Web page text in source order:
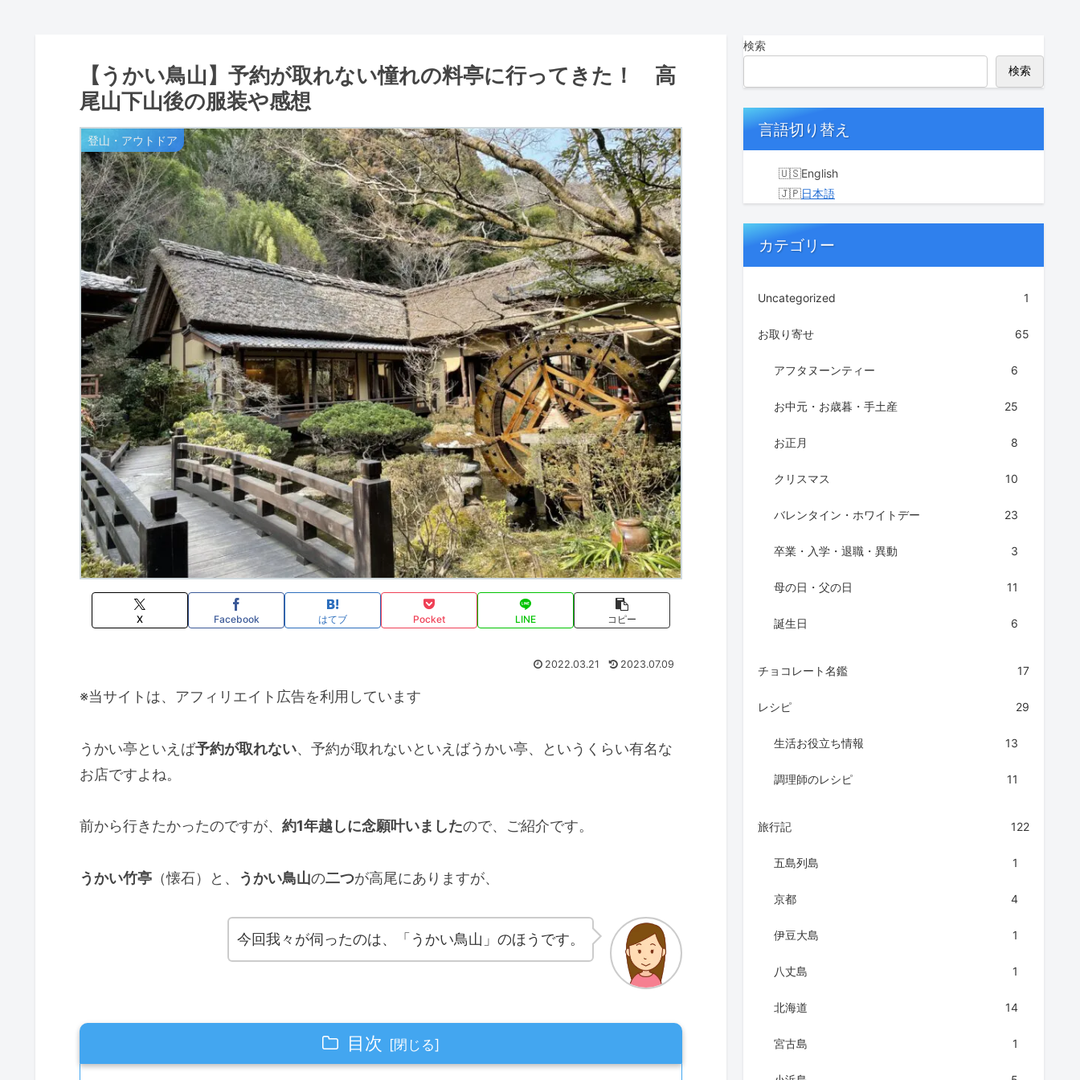
【うかい鳥山】予約が取れない憧れの料亭に行ってきた！ 高
尾山下山後の服装や感想
登山・アウトドア
X Facebook はてブ Pocket LINE コピー
2022.03.21 2023.07.09
※当サイトは、アフィリエイト広告を利用しています
うかい亭といえば予約が取れない、予約が取れないといえばうかい亭、というくらい有名な
お店ですよね。
前から行きたかったのですが、 約1年越しに念願叶いましたので、ご紹介です。
うかい竹亭 （懐石）と、 うかい鳥山の二つが高尾にありますが、
今回我々が伺ったのは、「うかい鳥山」のほうです。
目次
検索
検索
言語切り替え
English
日本語
カテゴリー
Uncategorized 1
お取り寄せ 65
アフタヌーンティー 6
お中元・お歳暮・手土産 25
お正月 8
クリスマス 10
バレンタイン・ホワイトデー 23
卒業・入学・退職・異動 3
母の日・父の日 11
誕生日 6
チョコレート名鑑 17
レシピ 29
生活お役立ち情報 13
調理師のレシピ 11
旅行記 122
五島列島 1
京都 4
伊豆大島 1
八丈島 1
北海道 14
宮古島 1